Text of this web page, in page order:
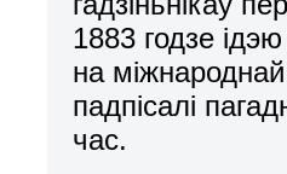
1883 годзе
на
падпісалі
час.